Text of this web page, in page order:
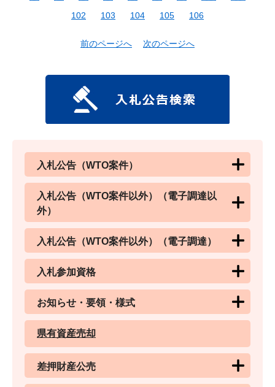
102
103 104 105 106
前のページへ 次のページへ
入札公告（WTO案件）
入札公告（WTO案件以外）（電子調達以
外）
入札公告（WTO案件以外）（電子調達）
入札参加資格
お知らせ・要領・様式
県有資産売却
差押財産公売